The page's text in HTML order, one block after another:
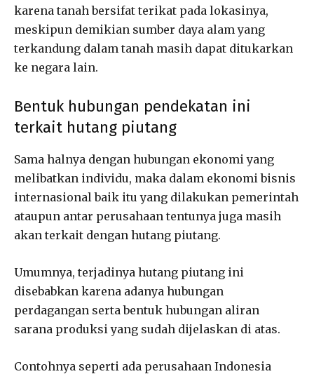
karena tanah bersifat terikat pada lokasinya,
meskipun demikian sumber daya alam yang
terkandung dalam tanah masih dapat ditukarkan
ke negara lain.
Bentuk hubungan pendekatan ini
terkait hutang piutang
Sama halnya dengan hubungan ekonomi yang
melibatkan individu, maka dalam ekonomi bisnis
internasional baik itu yang dilakukan pemerintah
ataupun antar perusahaan tentunya juga masih
akan terkait dengan hutang piutang.
Umumnya, terjadinya hutang piutang ini
disebabkan karena adanya hubungan
perdagangan serta bentuk hubungan aliran
sarana produksi yang sudah dijelaskan di atas.
Contohnya seperti ada perusahaan Indonesia